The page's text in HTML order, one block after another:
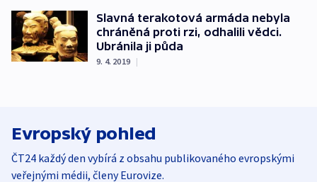
Slavná terakotová armáda nebyla
chráněná proti rzi, odhalili vědci.
Ubránila ji půda
9. 4. 2019 |
Evropský pohled
ČT24 každý den vybírá z obsahu publikovaného evropskými
veřejnými médii, členy Eurovize.